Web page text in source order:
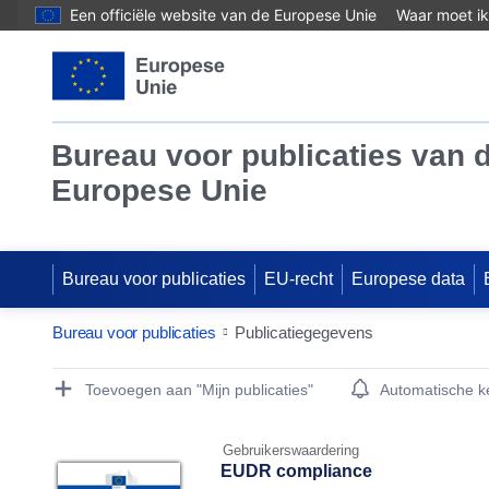
Een officiële website van de Europese Unie Waar moet
Bureau voor publicaties van
Europese Unie
Bureau voor publicaties EU-recht Europese data
Bureau voor publicaties Publicatiegegevens
Publication Detail Actions Portlet
Toevoegen aan "Mijn publicaties" Automatische
Gebruikerswaardering
EUDR compliance